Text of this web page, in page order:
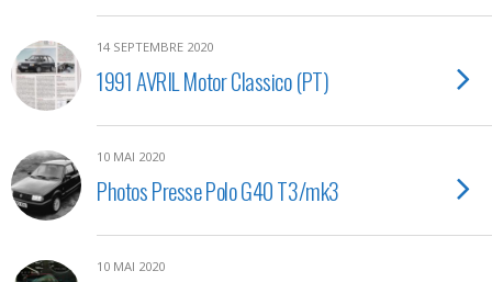
14 SEPTEMBRE 2020
1991 AVRIL Motor Classico (PT)
10 MAI 2020
Photos Presse Polo G40 T3/mk3
10 MAI 2020